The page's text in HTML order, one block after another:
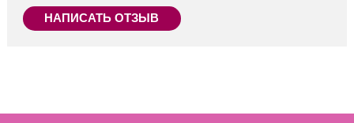
НАПИСАТЬ ОТЗЫВ